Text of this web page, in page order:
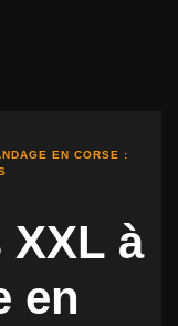
EN CORSE :
à
en